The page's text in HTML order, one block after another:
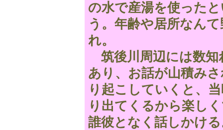
の水で産湯を使った
う。年齢や居所なん
れ。
筑後川周辺には数知
あり、お話が山積み
り起こしていくと、
り出てくるから楽し
誰彼となく話しかけ